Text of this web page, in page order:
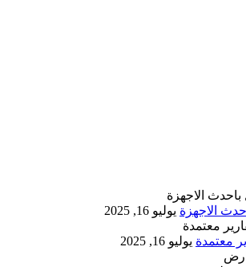
يوليو 16, 2025
يوليو 16, 2025